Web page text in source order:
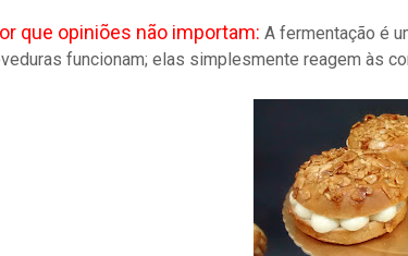
que opiniões não importam: A fermentação é
funcionam; elas simplesmente reagem às